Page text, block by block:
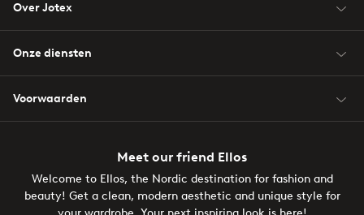
Over Jotex
Onze diensten
Voorwaarden
Meet our friend Ellos
Welcome to Ellos, the Nordic destination for fashion and
beauty! Get a clean, modern aesthetic and unique style for